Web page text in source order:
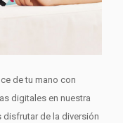
de tu mano con
digitales en nuestra
disfrutar de la diversión